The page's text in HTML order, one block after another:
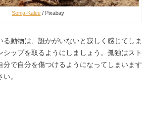
Sonja-Kalee / Pixabay
る動物は、誰かがいないと寂しく感じてしま
シップを取るようにしましょう。孤独はスト
分で自分を傷つけるようになってしまいます
。